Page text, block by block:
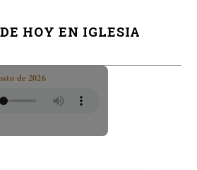
HOY EN IGLESIA
de 2026